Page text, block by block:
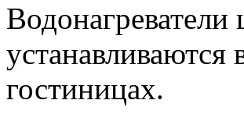
устанавливаются
гостиницах.